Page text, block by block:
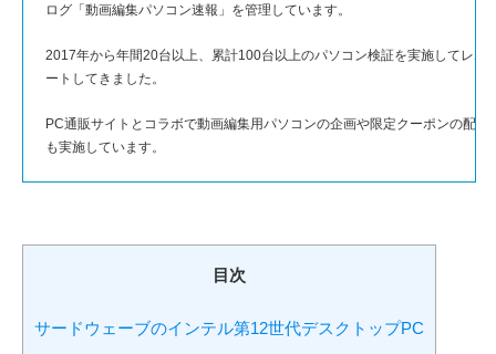
ログ「動画編集パソコン速報」を管理しています。
2017年から年間20台以上、累計100台以上のパソコン検証を実施してレポ
ートしてきました。
PC通販サイトとコラボで動画編集用パソコンの企画や限定クーポンの配布
も実施しています。
目次
サードウェーブのインテル第12世代デスクトップPC